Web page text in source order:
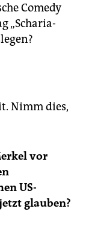
Comedy
„Scharia-
Nimm dies,
vor
US-
glauben?